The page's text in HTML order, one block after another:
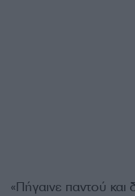
«Πήγαινε παντού και